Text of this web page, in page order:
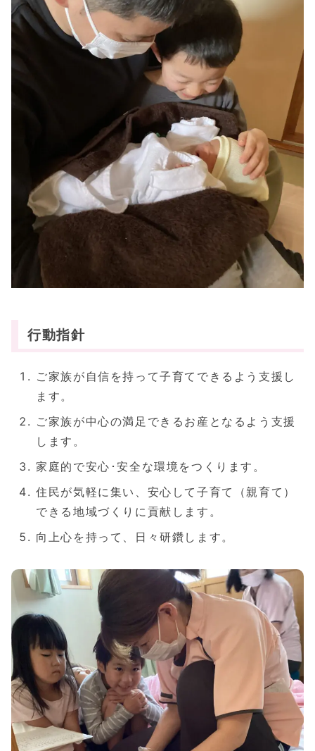
行動指針
ご家族が自信を持って子育てできるよう支援し
ます。
ご家族が中心の満足できるお産となるよう支援
します。
家庭的で安心･安全な環境をつくります。
住民が気軽に集い、安心して子育て（親育て）
できる地域づくりに貢献します。
向上心を持って、日々研鑽します。